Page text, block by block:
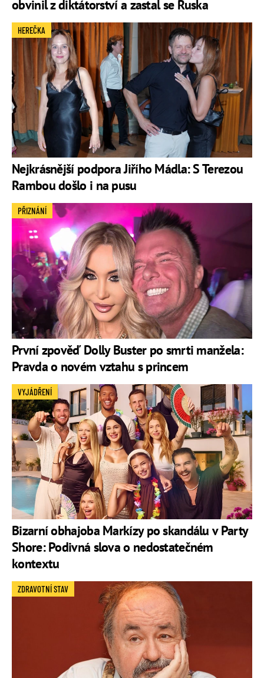
obvinil z diktátorství a zastal se Ruska
Nejkrásnější podpora Jiřího Mádla: S Terezou
Rambou došlo i na pusu
HEREČKA
První zpověď Dolly Buster po smrti manžela:
Pravda o novém vztahu s princem
PŘIZNÁNÍ
Bizarní obhajoba Markízy po skandálu v Party
Shore: Podivná slova o nedostatečném
kontextu
VYJÁDŘENÍ
ZDRAVOTNÍ STAV